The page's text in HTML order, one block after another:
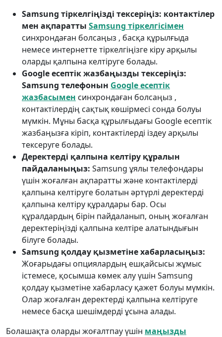
Samsung тіркелгіңізді тексеріңіз: контактілер
мен ақпаратты Samsung тіркелгісімен
синхрондаған болсаңыз , басқа құрылғыда
немесе интернетте тіркелгіңізге кіру арқылы
оларды қалпына келтіруге болады.
Google есептік жазбаңызды тексеріңіз:
Samsung телефонын Google есептік
жазбасымен синхрондаған болсаңыз ,
контактілердің сақтық көшірмесі сонда болуы
мүмкін. Мұны басқа құрылғыдағы Google есептік
жазбаңызға кіріп, контактілерді іздеу арқылы
тексеруге болады.
Деректерді қалпына келтіру құралын
пайдаланыңыз: Samsung ұялы телефондары
үшін жоғалған ақпаратты және контактілерді
қалпына келтіруге болатын әртүрлі деректерді
қалпына келтіру құралдары бар. Осы
құралдардың бірін пайдаланып, оның жоғалған
деректеріңізді қалпына келтіре алатындығын
білуге ​​болады.
Samsung қолдау қызметіне хабарласыңыз:
Жоғарыдағы опциялардың ешқайсысы жұмыс
істемесе, қосымша көмек алу үшін Samsung
қолдау қызметіне хабарласу қажет болуы мүмкін.
Олар жоғалған деректерді қалпына келтіруге
немесе басқа шешімдерді ұсына алады.
Болашақта оларды жоғалтпау үшін маңызды